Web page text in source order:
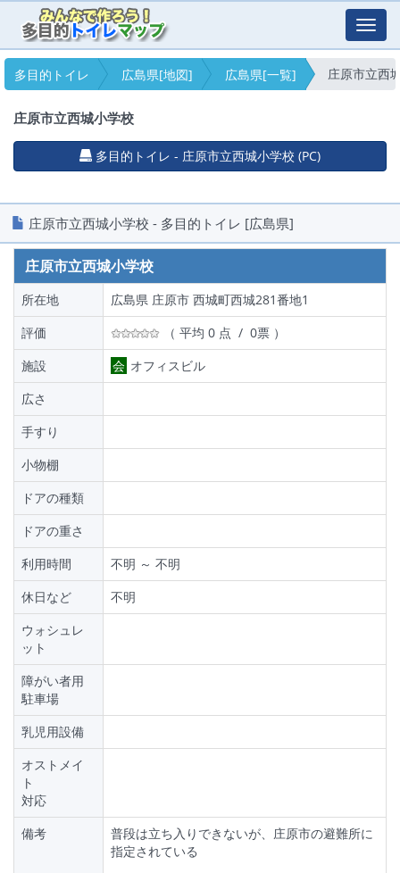
多目的トイレ
広島県[地図] 広島県[一覧] 庄原市立西
庄原市立西城小学校
多目的トイレ - 庄原市立西城小学校 (PC)
庄原市立西城小学校 - 多目的トイレ [広島県]
庄原市立西城小学校
所在地
広島県 庄原市 西城町西城281番地1
評価
（ 平均 0 点 / 0票 ）
施設
会 オフィスビル
広さ
手すり
小物棚
ドアの種類
ドアの重さ
利用時間
不明 ～ 不明
休日など
不明
ウォシュレ
ット
障がい者用
駐車場
乳児用設備
オストメイ
ト
対応
備考
普段は立ち入りできないが、庄原市の避難所に
指定されている